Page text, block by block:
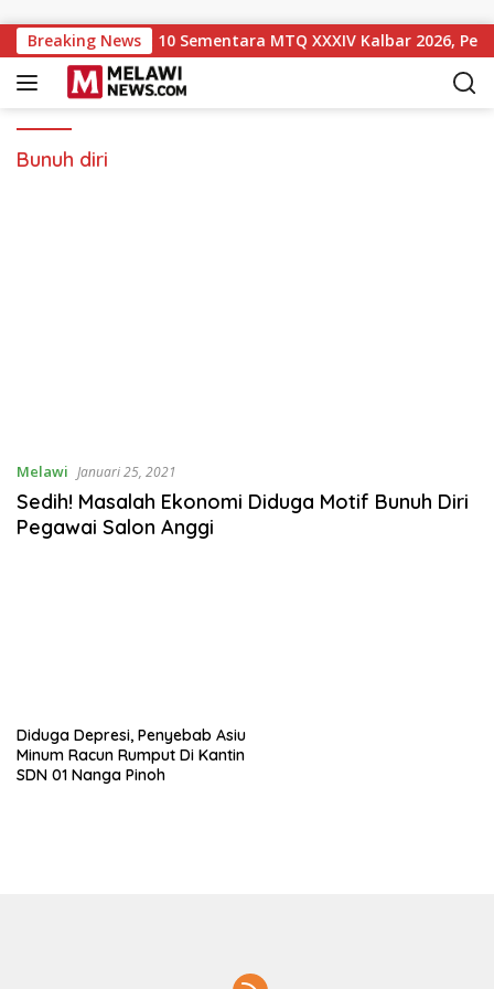
Breaking News
Naik ke Peringkat 10 Sementara MTQ XXXIV Kalbar 2026,
Bunuh diri
Melawi Januari 25, 2021
Sedih! Masalah Ekonomi Diduga Motif Bunuh Diri
Pegawai Salon Anggi
Diduga Depresi, Penyebab Asiu
Minum Racun Rumput Di Kantin
SDN 01 Nanga Pinoh